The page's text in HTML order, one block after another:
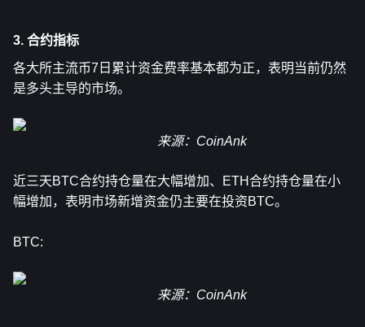
3. 合约指标
各大所主流币7日累计资金费率基本都为正，表明当前仍然
是多头主导的市场。
来源：CoinAnk
近三天BTC合约持仓量在大幅增加、ETH合约持仓量在小
幅增加，表明市场新增资金仍主要在投资BTC。
BTC:
来源：CoinAnk